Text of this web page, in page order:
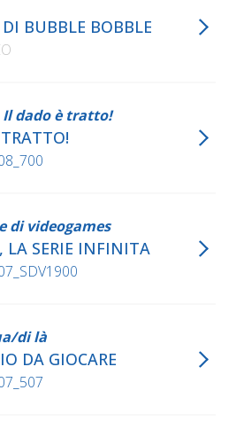
BUBBLE BOBBLE
Il dado è tratto!
di videogames
LA SERIE INFINITA
di là
DA GIOCARE